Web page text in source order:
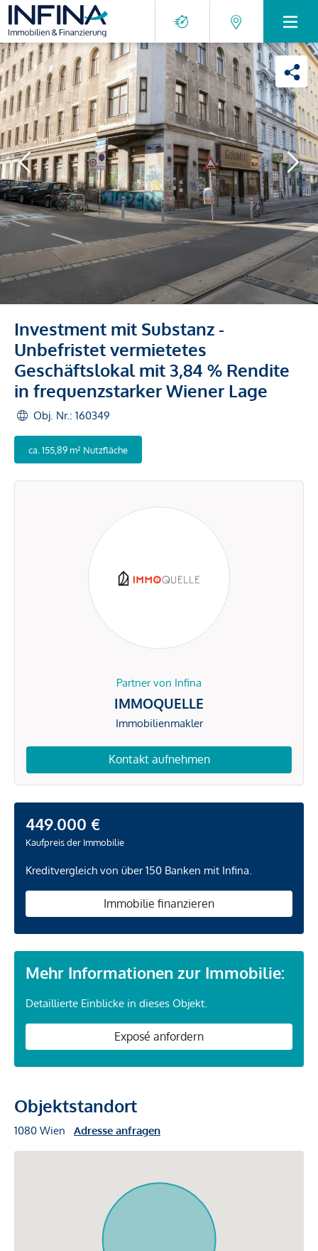
Investment mit Substanz -
Unbefristet vermietetes
Geschäftslokal mit 3,84 % Rendite
in frequenzstarker Wiener Lage
Obj. Nr.: 160349
ca. 155,89 m² Nutzfläche
Partner von Infina
IMMOQUELLE
Immobilienmakler
Kontakt aufnehmen
449.000 €
Kaufpreis der Immobilie
Kreditvergleich von über 150 Banken mit Infina.
Immobilie finanzieren
Mehr Informationen zur Immobilie:
Detaillierte Einblicke in dieses Objekt.
Exposé anfordern
Objektstandort
1080 Wien Adresse anfragen